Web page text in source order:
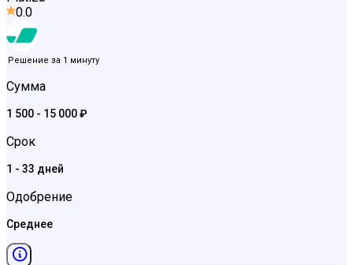
0.0
Решение за 1 минуту
Сумма
1 500 - 15 000 ₽
Срок
1 - 33 дней
Одобрение
Среднее